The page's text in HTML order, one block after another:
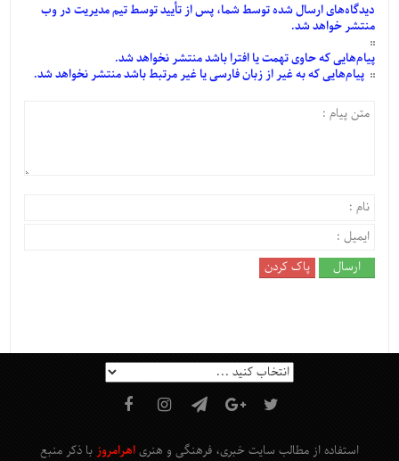
دیدگاه‌هایارسالشدهتوسط شما، پس ازتأییدتوسط تیم مدیریت در وب
منتشر خواهد شد.
پیام‌هاییکه حاوی تهمت یا افترا باشد منتشر نخواهد شد.
پیام‌هاییکه به غیر از زبان فارسی یا غیر مرتبط باشد منتشر نخواهد شد.
استفاده از مطالب سایت خبری، فرهنگی و هنری اهرامروز با ذکر منبع